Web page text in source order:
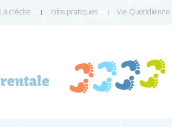
La crèche Infos pratiques Vie Quotidienne